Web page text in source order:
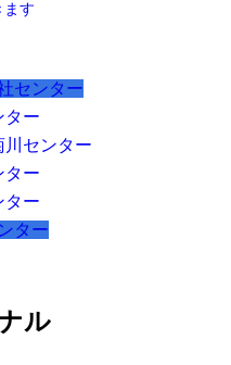
ます
センター
ター
川センター
ター
ター
ター
ル